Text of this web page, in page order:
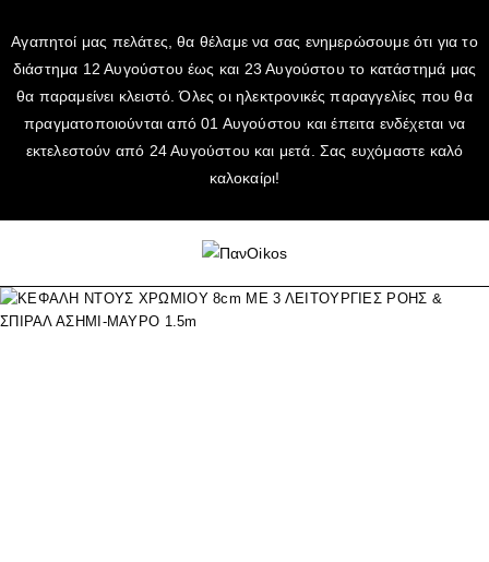
Αγαπητοί μας πελάτες, θα θέλαμε να σας ενημερώσουμε ότι για το
διάστημα 12 Αυγούστου έως και 23 Αυγούστου το κατάστημά μας
θα παραμείνει κλειστό. Όλες οι ηλεκτρονικές παραγγελίες που θα
πραγματοποιούνται από 01 Αυγούστου και έπειτα ενδέχεται να
εκτελεστούν από 24 Αυγούστου και μετά. Σας ευχόμαστε καλό
καλοκαίρι!